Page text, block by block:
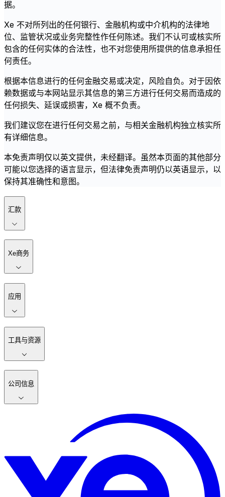
据。
Xe 不对所列出的任何银行、金融机构或中介机构的法律地
位、监管状况或业务完整性作任何陈述。我们不认可或核实所
包含的任何实体的合法性，也不对您使用所提供的信息承担任
何责任。
根据本信息进行的任何金融交易或决定，风险自负。对于因依
赖数据或与本网站显示其信息的第三方进行任何交易而造成的
任何损失、延误或损害，Xe 概不负责。
我们建议您在进行任何交易之前，与相关金融机构独立核实所
有详细信息。
本免责声明仅以英文提供，未经翻译。虽然本页面的其他部分
可能以您选择的语言显示，但法律免责声明仍以英语显示，以
保持其准确性和意图。
汇款
Xe商务
应用
工具与资源
公司信息